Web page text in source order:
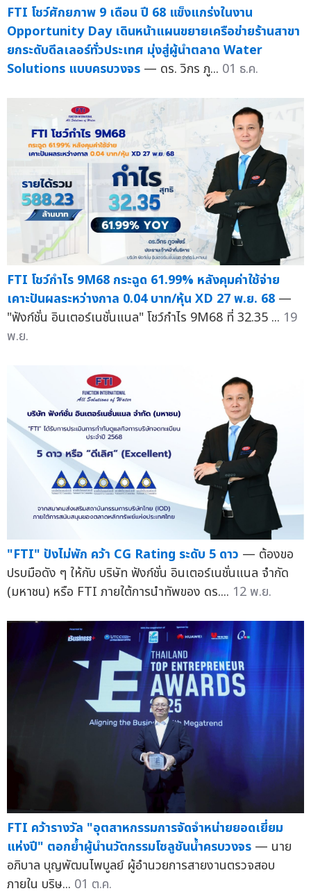
FTI โชว์ศักยภาพ 9 เดือน ปี 68 แข็งแกร่งในงาน
Opportunity Day เดินหน้าแผนขยายเครือข่ายร้านสาขา
ยกระดับดีลเลอร์ทั่วประเทศ มุ่งสู่ผู้นำตลาด Water
Solutions แบบครบวงจร — ดร. วิกร ภู... 01 ธ.ค.
FTI โชว์กำไร 9M68 กระฉูด 61.99% หลังคุมค่าใช้จ่าย
เคาะปันผลระหว่างกาล 0.04 บาท/หุ้น XD 27 พ.ย. 68 —
"ฟังก์ชั่น อินเตอร์เนชั่นแนล" โชว์กำไร 9M68 ที่ 32.35 ... 19
พ.ย.
"FTI" ปังไม่พัก คว้า CG Rating ระดับ 5 ดาว — ต้องขอ
ปรบมือดัง ๆ ให้กับ บริษัท ฟังก์ชั่น อินเตอร์เนชั่นแนล จำกัด
(มหาชน) หรือ FTI ภายใต้การนำทัพของ ดร.... 12 พ.ย.
FTI คว้ารางวัล "อุตสาหกรรมการจัดจำหน่ายยอดเยี่ยม
แห่งปี" ตอกย้ำผู้นำนวัตกรรมโซลูชันน้ำครบวงจร — นาย
อภิบาล บุญพัฒนไพบูลย์ ผู้อำนวยการสายงานตรวจสอบ
ภายใน บริษ... 01 ต.ค.